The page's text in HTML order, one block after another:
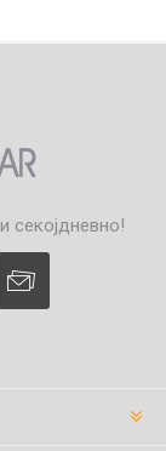
секојдневно!